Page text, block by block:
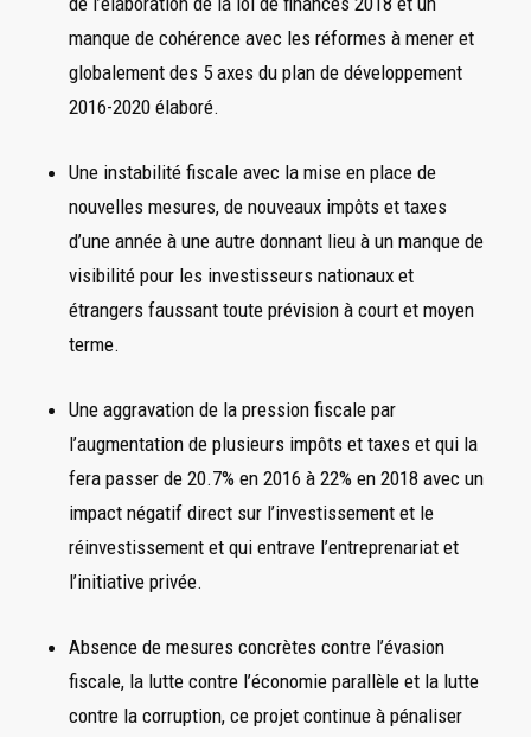
manque de cohérence avec les réformes à mener et
globalement des 5 axes du plan de développement
2016-2020 élaboré.
Une instabilité fiscale avec la mise en place de
nouvelles mesures, de nouveaux impôts et taxes
d’une année à une autre donnant lieu à un manque de
visibilité pour les investisseurs nationaux et
étrangers faussant toute prévision à court et moyen
terme.
Une aggravation de la pression fiscale par
l’augmentation de plusieurs impôts et taxes et qui la
fera passer de 20.7% en 2016 à 22% en 2018 avec un
impact négatif direct sur l’investissement et le
réinvestissement et qui entrave l’entreprenariat et
l’initiative privée.
Absence de mesures concrètes contre l’évasion
fiscale, la lutte contre l’économie parallèle et la lutte
contre la corruption, ce projet continue à pénaliser